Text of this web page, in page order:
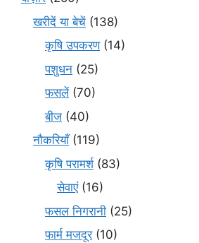
खरीदें या बेचें (138)
कृषि उपकरण(14)
पशुधन (25)
फसलें(70)
बीज (40)
नौकरियाँ(119)
कृषि परामर्श(83)
सेवाएं(16)
फसल निगरानी (25)
फार्म मजदूर(10)